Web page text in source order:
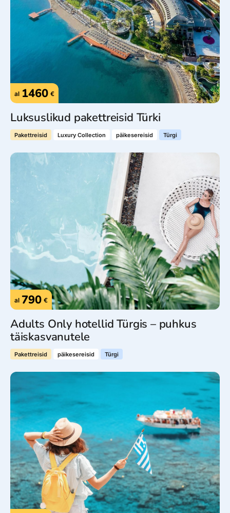
al 1460 €
Luksuslikud pakettreisid Türki
Pakettreisid Luxury Collection päikesereisid Türgi
al 790 €
Adults Only hotellid Türgis – puhkus
täiskasvanutele
Pakettreisid päikesereisid Türgi